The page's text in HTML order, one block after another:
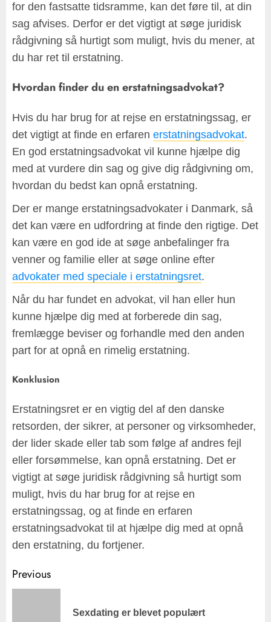
for den fastsatte tidsramme, kan det føre til, at din
sag afvises. Derfor er det vigtigt at søge juridisk
rådgivning så hurtigt som muligt, hvis du mener, at
du har ret til erstatning.
Hvordan finder du en erstatningsadvokat?
Hvis du har brug for at rejse en erstatningssag, er
det vigtigt at finde en erfaren erstatningsadvokat.
En god erstatningsadvokat vil kunne hjælpe dig
med at vurdere din sag og give dig rådgivning om,
hvordan du bedst kan opnå erstatning.
Der er mange erstatningsadvokater i Danmark, så
det kan være en udfordring at finde den rigtige. Det
kan være en god ide at søge anbefalinger fra
venner og familie eller at søge online efter
advokater med speciale i erstatningsret.
Når du har fundet en advokat, vil han eller hun
kunne hjælpe dig med at forberede din sag,
fremlægge beviser og forhandle med den anden
part for at opnå en rimelig erstatning.
Konklusion
Erstatningsret er en vigtig del af den danske
retsorden, der sikrer, at personer og virksomheder,
der lider skade eller tab som følge af andres fejl
eller forsømmelse, kan opnå erstatning. Det er
vigtigt at søge juridisk rådgivning så hurtigt som
muligt, hvis du har brug for at rejse en
erstatningssag, og at finde en erfaren
erstatningsadvokat til at hjælpe dig med at opnå
den erstatning, du fortjener.
Post
navigation
Previous
Sexdating er blevet populært